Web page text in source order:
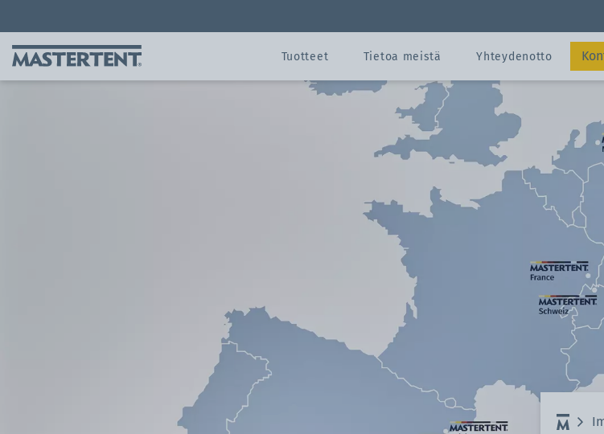
Tuotteet Tietoa meistä Yhteydenotto
Yhteydenotto FAQ Etusivu Pikateltta 3x3 metriä